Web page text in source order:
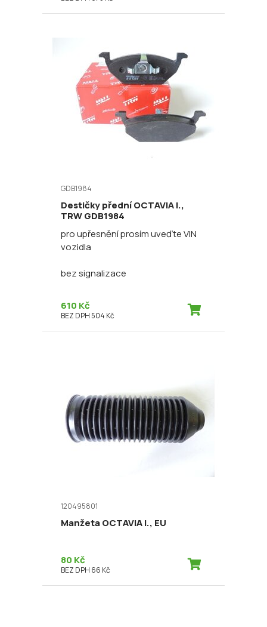
GDB1984
Destičky přední OCTAVIA I.,
TRW GDB1984
pro upřesnění prosím uveďte VIN
vozidla
bez signalizace
610 Kč
BEZ DPH 504 Kč
120495801
Manžeta OCTAVIA I., EU
80 Kč
BEZ DPH 66 Kč